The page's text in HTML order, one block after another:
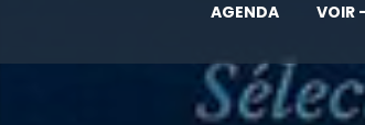
AGENDA VOIR